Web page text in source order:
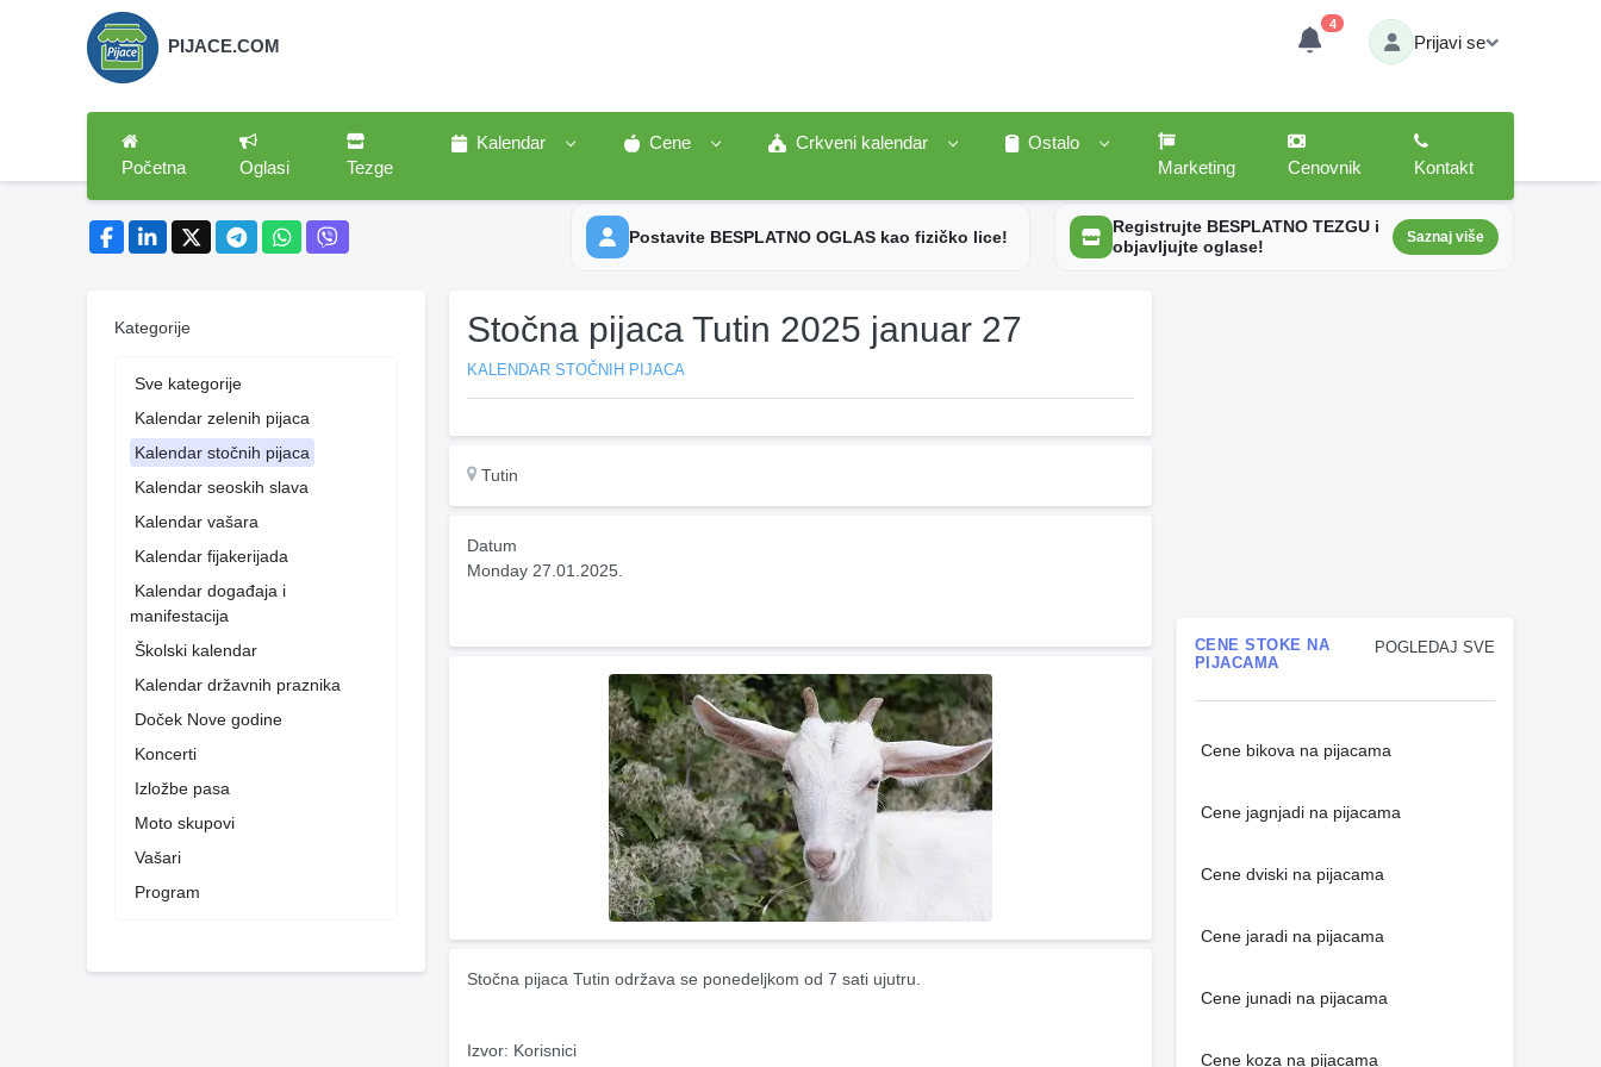
PIJACE.COM
4
Prijavi se
Početna Oglasi Tezge
Kalendar Cene Crkveni kalendar
Ostalo
Marketing
Cenovnik Kontakt
Postavite BESPLATNO OGLAS kao fizičko lice!
Registrujte BESPLATNO TEZGU i
objavljujte oglase!
Saznaj više
Kategorije
Sve kategorije
Kalendar zelenih pijaca
Kalendar stočnih pijaca
Kalendar seoskih slava
Kalendar vašara
Kalendar fijakerijada
Kalendar događaja i
manifestacija
Školski kalendar
Kalendar državnih praznika
Doček Nove godine
Koncerti
Izložbe pasa
Moto skupovi
Vašari
Program
Stočna pijaca Tutin 2025 januar 27
KALENDAR STOČNIH PIJACA
Tutin
Datum
Monday 27.01.2025.
Stočna pijaca Tutin održava se ponedeljkom od 7 sati ujutru.
Izvor: Korisnici
POGLEDAJ SVE
CENE STOKE NA
PIJACAMA
Cene bikova na pijacama
Cene jagnjadi na pijacama
Cene dviski na pijacama
Cene jaradi na pijacama
Cene junadi na pijacama
Cene koza na pijacama